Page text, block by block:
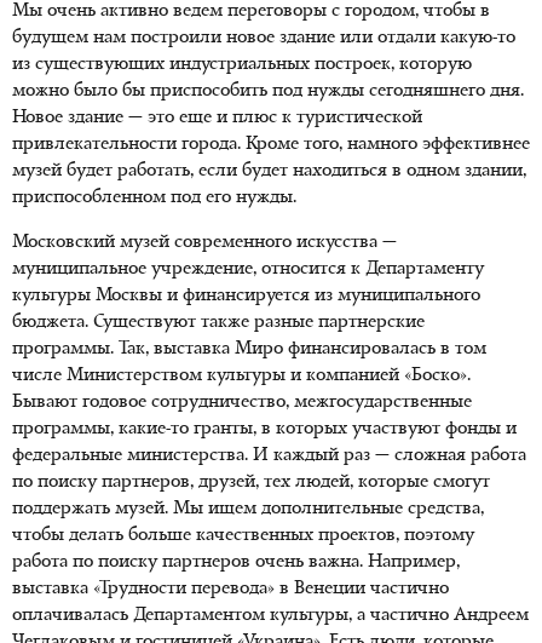
Мы очень активно ведем переговоры с городом, чтобы в
будущем нам построили новое здание или отдали какую-то
из существующих индустриальных построек, которую
можно было бы приспособить под нужды сегодняшнего дня.
Новое здание — это еще и плюс к туристической
привлекательности города. Кроме того, намного эффективнее
музей будет работать, если будет находиться в одном здании,
приспособленном под его нужды.
Московский музей современного искусства —
муниципальное учреждение, относится к Департаменту
культуры Москвы и финансируется из муниципального
бюджета. Существуют также разные партнерские
программы. Так, выставка Миро финансировалась в том
числе Министерством культуры и компанией «Боско».
Бывают годовое сотрудничество, межгосударственные
программы, какие-то гранты, в которых участвуют фонды и
федеральные министерства. И каждый раз — сложная работа
по поиску партнеров, друзей, тех людей, которые смогут
поддержать музей. Мы ищем дополнительные средства,
чтобы делать больше качественных проектов, поэтому
работа по поиску партнеров очень важна. Например,
выставка «Трудности перевода» в Венеции частично
оплачивалась Департаментом культуры, а частично Андреем